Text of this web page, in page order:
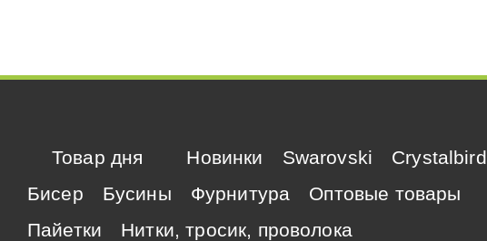
Товар дня Новинки Swarovski
Crystalbird
Бисер
Бусины Фурнитура
Оптовые товары
Пайетки
Нитки, тросик, проволока